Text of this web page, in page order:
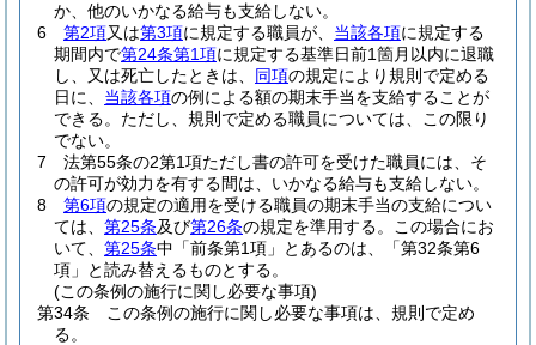
か、他のいかなる給与も支給しない。
6
第2項又は第3項に規定する職員が、 当該各項に規定する
期間内で第24条第1項に規定する基準日前1箇月以内に退職
し、又は死亡したときは、 同項の規定により規則で定める
日に、 当該各項の例による額の期末手当を支給することが
できる。 ただし、規則で定める職員については、この限り
でない。
7
法第55条の2第1項ただし書の許可を受けた職員には、そ
の許可が効力を有する間は、いかなる給与も支給しない。
8
第6項の規定の適用を受ける職員の期末手当の支給につい
ては、 第25条及び第26条の規定を準用する。
この場合にお
いて、 第25条中「前条第1項」とあるのは、「第32条第6
項」と読み替えるものとする。
(この条例の施行に関し必要な事項)
第34条
この条例の施行に関し必要な事項は、規則で定め
る。